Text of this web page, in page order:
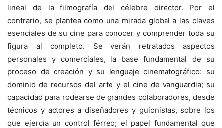
lineal de la filmografía del célebre director. Por el
contrario, se plantea como una mirada global a las claves
esenciales de su cine para conocer y comprender toda su
figura al completo. Se verán retratados aspectos
personales y comerciales, la base fundamental de su
proceso de creación y su lenguaje cinematográfico: su
dominio de recursos del arte y el cine de vanguardia; su
capacidad para rodearse de grandes colaboradores, desde
técnicos y actores a diseñadores y guionistas, sobre los
que ejercía un control férreo; el papel fundamental que